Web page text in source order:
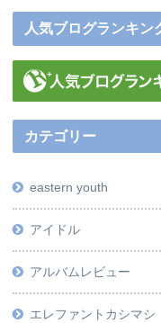
人気ブログランキン
カテゴリー
eastern youth
アイドル
アルバムレビュー
エレファントカシマシ